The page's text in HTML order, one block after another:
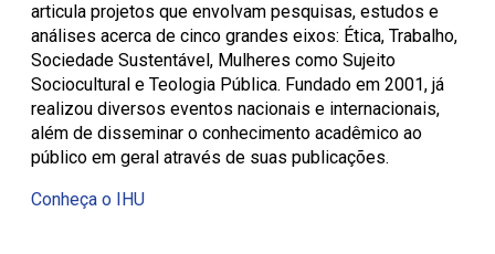
articula projetos que envolvam pesquisas, estudos e
análises acerca de cinco grandes eixos: Ética, Trabalho,
Sociedade Sustentável, Mulheres como Sujeito
Sociocultural e Teologia Pública. Fundado em 2001, já
realizou diversos eventos nacionais e internacionais,
além de disseminar o conhecimento acadêmico ao
público em geral através de suas publicações.
Conheça o IHU